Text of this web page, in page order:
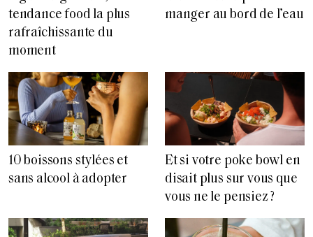
tendance food la plus
rafraîchissante du
moment
manger au bord de l’eau
10 boissons stylées et
sans alcool à adopter
Et si votre poke bowl en
disait plus sur vous que
vous ne le pensiez ?